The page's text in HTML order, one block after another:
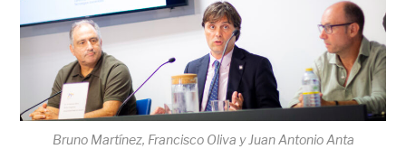
Bruno Martínez, Francisco Oliva y Juan Antonio Anta